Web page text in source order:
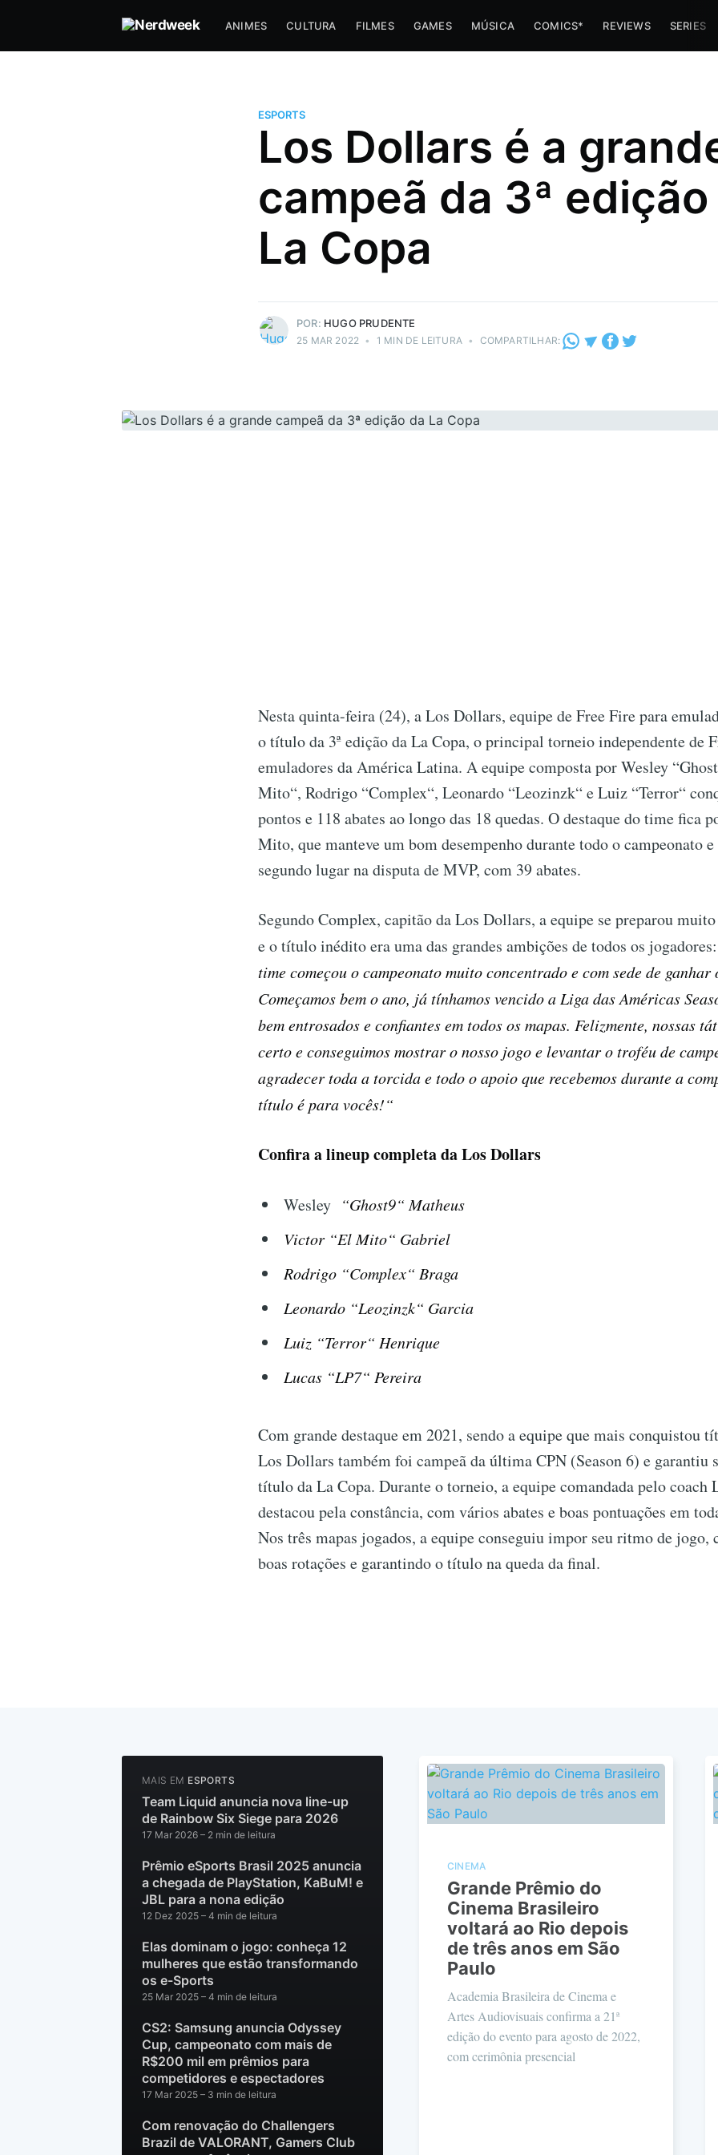
ANIMES CULTURA FILMES GAMES MÚSICA COMICS* REVIEWS SERIES
ESPORTS
Los Dollars é a
campeã da 3ª edição
La Copa
Hugo Prudente
Um nerd viciado em música, animes e
series (incluindo tokusatsu) que trabalha
com DevOps a muitos anos e faz umas
paradas muito doidas!
POR: HUGO PRUDENTE
25 MAR 2022 • 1 MIN DE LEITURA • COMPARTILHAR:
Nesta quinta-feira (24), a Los Dollars, equipe de Free Fire para
o título da 3ª edição da La Copa, o principal torneio independente de
emuladores da América Latina. A equipe composta por Wesley
Mito“, Rodrigo “Complex“, Leonardo “Leozinzk“ e Luiz “Terror“
pontos e 118 abates ao longo das 18 quedas. O destaque do time fica
Mito, que manteve um bom desempenho durante todo o campeonato
segundo lugar na disputa de MVP, com 39 abates.
Segundo Complex, capitão da Los Dollars, a equipe se preparou
e o título inédito era uma das grandes ambições de todos os jogadores:
time começou o campeonato muito concentrado e com sede de
Começamos bem o ano, já tínhamos vencido a Liga das Américas
bem entrosados e confiantes em todos os mapas. Felizmente, nossas
certo e conseguimos mostrar o nosso jogo e levantar o troféu de
agradecer toda a torcida e todo o apoio que recebemos durante a
título é para vocês!“
Confira a lineup completa da Los Dollars
Wesley “Ghost9“ Matheus
Victor “El Mito“ Gabriel
Rodrigo “Complex“ Braga
Leonardo “Leozinzk“ Garcia
Luiz “Terror“ Henrique
Lucas “LP7“ Pereira
Com grande destaque em 2021, sendo a equipe que mais conquistou
Los Dollars também foi campeã da última CPN (Season 6) e garantiu
título da La Copa. Durante o torneio, a equipe comandada pelo coach
destacou pela constância, com vários abates e boas pontuações em
Nos três mapas jogados, a equipe conseguiu impor seu ritmo de jogo,
boas rotações e garantindo o título na queda da final.
MAIS EM ESPORTS
Team Liquid anuncia nova line-up
de Rainbow Six Siege para 2026
17 Mar 2026 – 2 min de leitura
Prêmio eSports Brasil 2025 anuncia
a chegada de PlayStation, KaBuM! e
JBL para a nona edição
12 Dez 2025 – 4 min de leitura
Elas dominam o jogo: conheça 12
mulheres que estão transformando
os e-Sports
25 Mar 2025 – 4 min de leitura
CS2: Samsung anuncia Odyssey
Cup, campeonato com mais de
R$200 mil em prêmios para
competidores e espectadores
17 Mar 2025 – 3 min de leitura
Com renovação do Challengers
Brazil de VALORANT, Gamers Club
CINEMA
Grande Prêmio do
Cinema Brasileiro
voltará ao Rio depois
de três anos em São
Paulo
Academia Brasileira de Cinema e
Artes Audiovisuais confirma a 21ª
edição do evento para agosto de 2022,
com cerimônia presencial